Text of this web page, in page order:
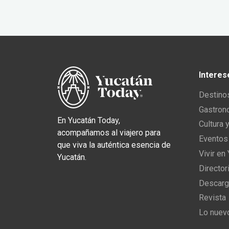
En Yucatán Today,
acompañamos al viajero para
que viva la auténtica esencia de
Yucatán.
Cultura
Vivir en
Revista
Lo